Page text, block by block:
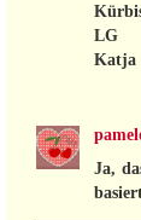
LG
Katja
Ja,